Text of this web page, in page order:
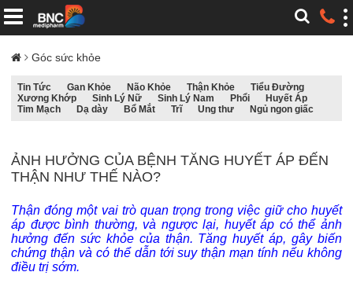
Góc sức khỏe
Tin Tức Gan Khỏe Não Khỏe Thận Khỏe
Tiểu Đường
Xương Khớp
Sinh Lý Nữ Sinh Lý Nam Phổi
Huyết Áp
Tim Mạch
Dạ dày Bổ Mắt Trĩ Ung thư Ngủ ngon giấc
ẢNH HƯỞNG CỦA BỆNH TĂNG HUYẾT ÁP ĐẾN
THẬN NHƯ THẾ NÀO?
Thận đóng một vai trò quan trọng trong việc giữ cho huyết
áp được bình thường, và ngược lại, huyết áp có thể ảnh
hưởng đến sức khỏe của thận. Tăng huyết áp, gây biến
chứng thận và có thể dẫn tới suy thận mạn tính nếu không
điều trị sớm.